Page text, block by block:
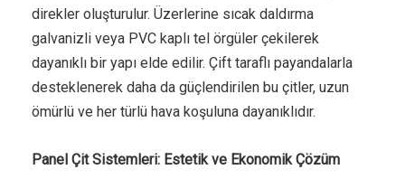
direkler oluşturulur. Üzerlerine sıcak daldırma
galvanizli veya PVC kaplı tel örgüler çekilerek
dayanıklı bir yapı elde edilir. Çift taraflı payandalarla
desteklenerek daha da güçlendirilen bu çitler, uzun
ömürlü ve her türlü hava koşuluna dayanıklıdır.
Panel Çit Sistemleri: Estetik ve Ekonomik Çözüm